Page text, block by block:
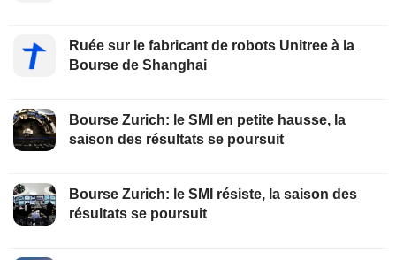
Ruée sur le fabricant de robots Unitree à la
Bourse de Shanghai
Bourse Zurich: le SMI en petite hausse, la
saison des résultats se poursuit
Bourse Zurich: le SMI résiste, la saison des
résultats se poursuit